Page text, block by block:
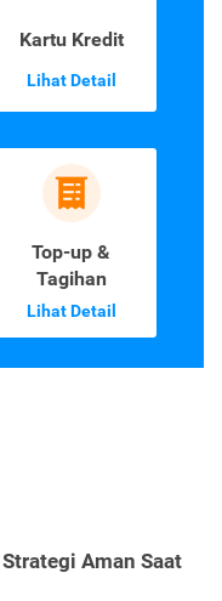
Kartu Kredit
Lihat Detail
Top-up &
Tagihan
Lihat Detail
Aman Saat